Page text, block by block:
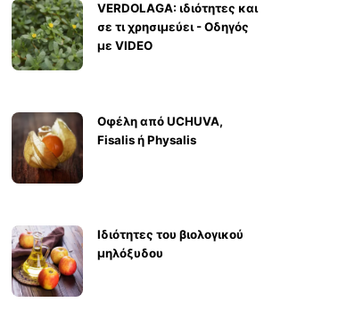
VERDOLAGA: ιδιότητες και
σε τι χρησιμεύει - Οδηγός
με VIDEO
Οφέλη από UCHUVA,
Fisalis ή Physalis
Ιδιότητες του βιολογικού
μηλόξυδου